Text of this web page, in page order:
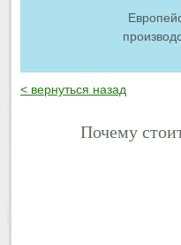
< вернуться назад
Почему